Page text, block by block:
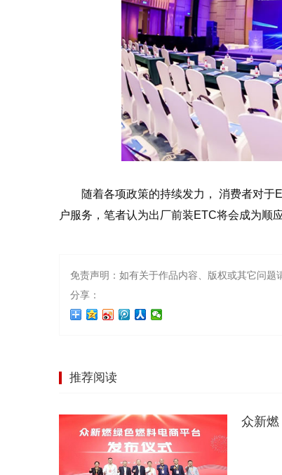
随着各项政策的持续发力， 消费者对
户服务，笔者认为出厂前装ETC将会成为顺
免责声明：如有关于作品内容、版权或其它问题
分享：
推荐阅读
众新